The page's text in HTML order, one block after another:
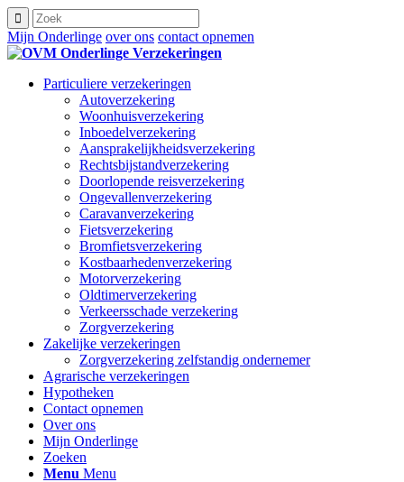
Mijn Onderlinge over ons contact opnemen
Particuliere verzekeringen
Autoverzekering
Woonhuisverzekering
Inboedelverzekering
Aansprakelijkheidsverzekering
Rechtsbijstandverzekering
Doorlopende reisverzekering
Ongevallenverzekering
Caravanverzekering
Fietsverzekering
Bromfietsverzekering
Kostbaarhedenverzekering
Motorverzekering
Oldtimerverzekering
Verkeersschade verzekering
Zorgverzekering
Zakelijke verzekeringen
Zorgverzekering zelfstandig ondernemer
Agrarische verzekeringen
Hypotheken
Contact opnemen
Over ons
Mijn Onderlinge
Zoeken
Menu Menu